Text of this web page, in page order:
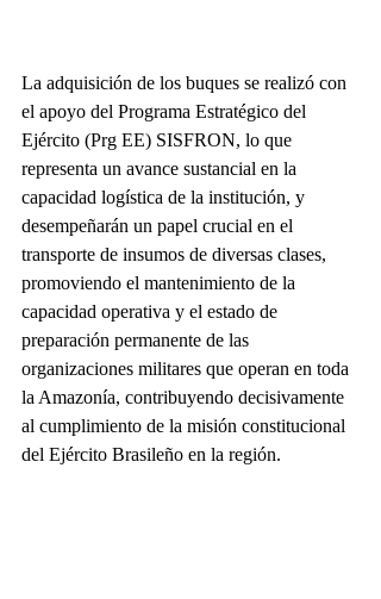
La adquisición de los buques se realizó con
el apoyo del Programa Estratégico del
Ejército (Prg EE) SISFRON, lo que
representa un avance sustancial en la
capacidad logística de la institución, y
desempeñarán un papel crucial en el
transporte de insumos de diversas clases,
promoviendo el mantenimiento de la
capacidad operativa y el estado de
preparación permanente de las
organizaciones militares que operan en toda
la Amazonía, contribuyendo decisivamente
al cumplimiento de la misión constitucional
del Ejército Brasileño en la región.